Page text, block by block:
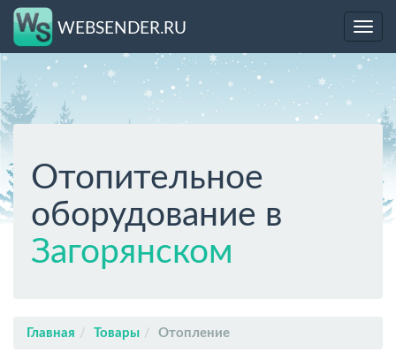
WEBSENDER.RU
Отопительное
оборудование в
Загорянском
Главная Товары Отопление